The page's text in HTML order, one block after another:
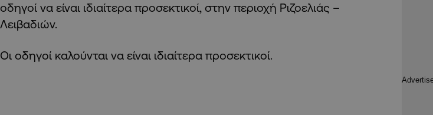
οδηγοί να είναι ιδιαίτερα προσεκτικοί, στην περιοχή Ριζοελιάς –
Λειβαδιών.
Οι οδηγοί καλούνται να είναι ιδιαίτερα προσεκτικοί.